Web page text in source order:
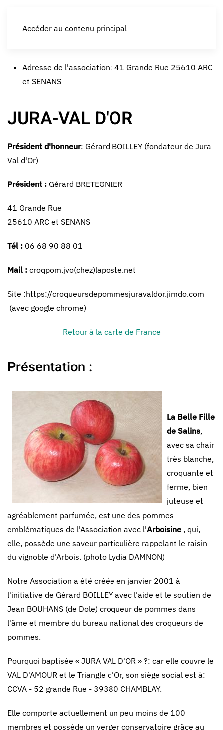
Accéder au contenu principal
Adresse de l'association: 41 Grande Rue 25610 ARC
et SENANS
JURA-VAL D'OR
Président d'honneur: Gérard BOILLEY (fondateur de Jura
Val d'Or)
Président : Gérard BRETEGNIER
41 Grande Rue
25610 ARC et SENANS
Tél : 06 68 90 88 01
Mail : croqpom.jvo(chez)laposte.net
Site :https://croqueursdepommesjuravaldor.jimdo.com
(avec google chrome)
Retour à la carte de France
Présentation :
La Belle Fille
de Salins,
avec sa chair
très blanche,
croquante et
ferme, bien
juteuse et
agréablement parfumée, est une des pommes
emblématiques de l'Association avec l'Arboisine , qui,
elle, possède une saveur particulière rappelant le raisin
du vignoble d'Arbois. (photo Lydia DAMNON)
Notre Association a été créée en janvier 2001 à
l'initiative de Gérard BOILLEY avec l'aide et le soutien de
Jean BOUHANS (de Dole) croqueur de pommes dans
l'âme et membre du bureau national des croqueurs de
pommes.
Pourquoi baptisée « JURA VAL D'OR » ?: car elle couvre le
VAL D'AMOUR et le Triangle d'Or, son siège social est à:
CCVA - 52 grande Rue - 39380 CHAMBLAY.
Elle comporte actuellement un peu moins de 100
membres et possède un verger conservatoire grâce au